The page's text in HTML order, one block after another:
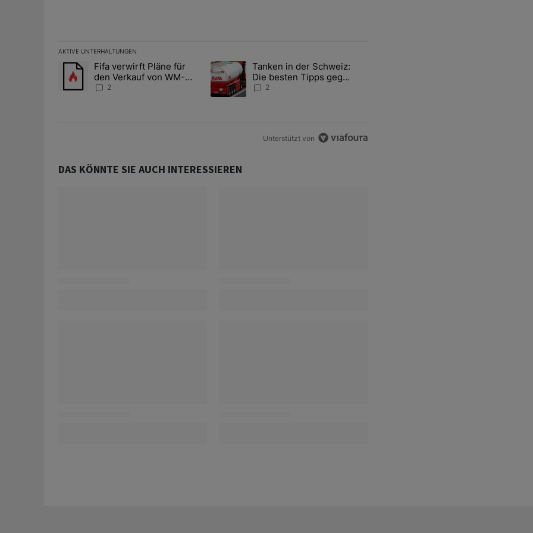
AKTIVE UNTERHALTUNGEN
Das Folgende ist eine Liste der am meisten kommentierten Artikel der letzten 7 days.
Ein Trendartikel mit dem Titel "Fifa verwirft Pläne für den Verkauf von WM-Anteilen" mit 2 kommentare.
Fifa verwirft Pläne für
den Verkauf von WM-
Anteilen
2
Ein Trendartikel mit dem Titel "Tanken in der Schweiz: Die besten Tipps gegen
Tanken in der Schweiz:
Die besten Tipps gegen
teuren Sprit
2
Unterstützt von
DAS KÖNNTE SIE AUCH INTERESSIEREN